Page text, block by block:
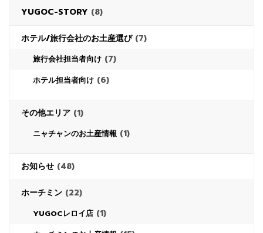
YUGOC-STORY (8)
ホテル/旅行会社のお土産選び(7)
旅行会社担当者向け (7)
ホテル担当者向け (6)
その他エリア (1)
ニャチャンのお土産情報 (1)
お知らせ (48)
ホーチミン (22)
YUGOCレロイ店 (1)